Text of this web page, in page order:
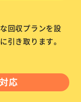
回収プランを設
引き取ります。
応